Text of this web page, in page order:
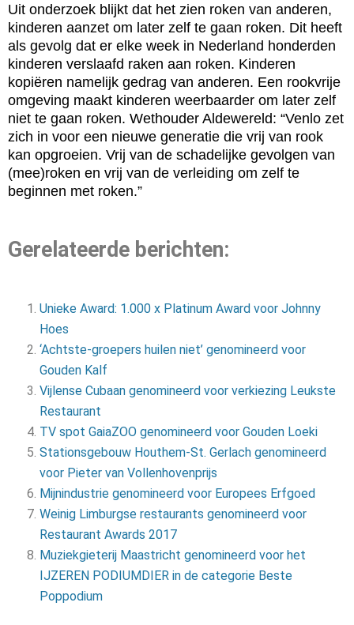
Uit onderzoek blijkt dat het zien roken van anderen,
kinderen aanzet om later zelf te gaan roken. Dit heeft
als gevolg dat er elke week in Nederland honderden
kinderen verslaafd raken aan roken. Kinderen
kopiëren namelijk gedrag van anderen. Een rookvrije
omgeving maakt kinderen weerbaarder om later zelf
niet te gaan roken. Wethouder Aldewereld: “Venlo zet
zich in voor een nieuwe generatie die vrij van rook
kan opgroeien. Vrij van de schadelijke gevolgen van
(mee)roken en vrij van de verleiding om zelf te
beginnen met roken.”
Gerelateerde berichten:
Unieke Award: 1.000 x Platinum Award voor Johnny
Hoes
‘Achtste-groepers huilen niet’ genomineerd voor
Gouden Kalf
Vijlense Cubaan genomineerd voor verkiezing Leukste
Restaurant
TV spot GaiaZOO genomineerd voor Gouden Loeki
Stationsgebouw Houthem-St. Gerlach genomineerd
voor Pieter van Vollenhovenprijs
Mijnindustrie genomineerd voor Europees Erfgoed
Weinig Limburgse restaurants genomineerd voor
Restaurant Awards 2017
Muziekgieterij Maastricht genomineerd voor het
IJZEREN PODIUMDIER in de categorie Beste
Poppodium